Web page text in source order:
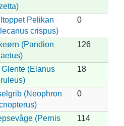
Pelikan
crispus)
0
(Pandion
126
Glente (Elanus
18
(Neophron
0
(Pernis
114